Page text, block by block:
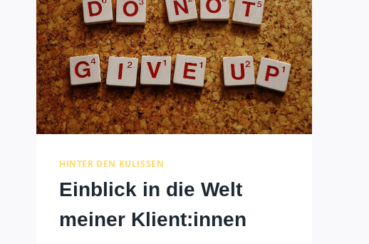
HINTER DEN KULISSEN
Einblick in die Welt
meiner Klient:innen